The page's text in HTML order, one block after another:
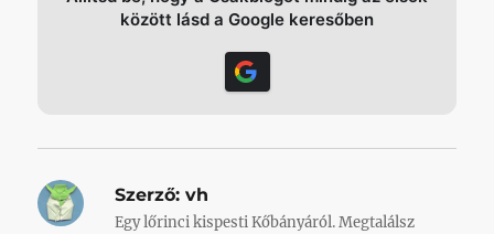
között lásd a Google keresőben
Szerző: vh
Egy lőrinci kispesti Kőbányáról. Megtalálsz